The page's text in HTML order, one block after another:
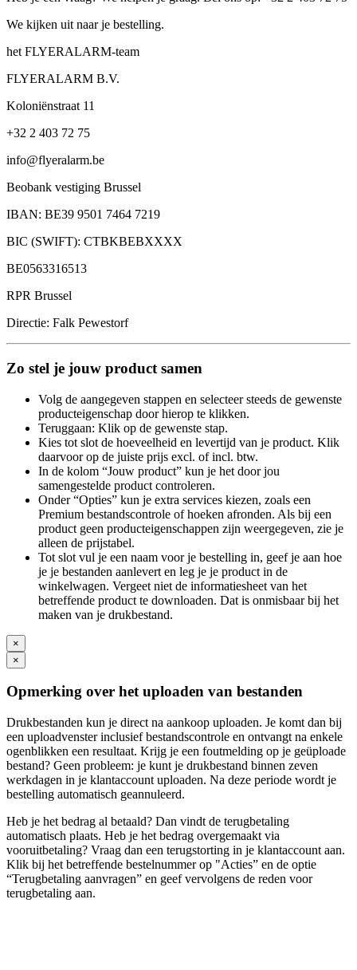
We kijken uit naar je bestelling.
het FLYERALARM-team
FLYERALARM B.V.
Koloniënstraat 11
+32 2 403 72 75
info@flyeralarm.be
Beobank vestiging Brussel
IBAN: BE39 9501 7464 7219
BIC (SWIFT): CTBKBEBXXXX
BE0563316513
RPR Brussel
Directie: Falk Pewestorf
Zo stel je jouw product samen
Volg de aangegeven stappen en selecteer steeds de gewenste
producteigenschap door hierop te klikken.
Teruggaan: Klik op de gewenste stap.
Kies tot slot de hoeveelheid en levertijd van je product. Klik
daarvoor op de juiste prijs excl. of incl. btw.
In de kolom “Jouw product” kun je het door jou
samengestelde product controleren.
Onder “Opties” kun je extra services kiezen, zoals een
Premium bestandscontrole of hoeken afronden. Als bij een
product geen producteigenschappen zijn weergegeven, zie je
alleen de prijstabel.
Tot slot vul je een naam voor je bestelling in, geef je aan hoe
je je bestanden aanlevert en leg je je product in de
winkelwagen. Vergeet niet de informatiesheet van het
betreffende product te downloaden. Dat is onmisbaar bij het
maken van je drukbestand.
×
×
Opmerking over het uploaden van bestanden
Drukbestanden kun je direct na aankoop uploaden. Je komt dan bij
een uploadvenster inclusief bestandscontrole en ontvangt na enkele
ogenblikken een resultaat. Krijg je een foutmelding op je geüploade
bestand? Geen probleem: je kunt je drukbestand binnen zeven
werkdagen in je klantaccount uploaden. Na deze periode wordt je
bestelling automatisch geannuleerd.
Heb je het bedrag al betaald? Dan vindt de terugbetaling
automatisch plaats. Heb je het bedrag overgemaakt via
vooruitbetaling? Vraag dan een terugstorting in je klantaccount aan.
Klik bij het betreffende bestelnummer op "Acties” en de optie
“Terugbetaling aanvragen” en geef vervolgens de reden voor
terugbetaling aan.